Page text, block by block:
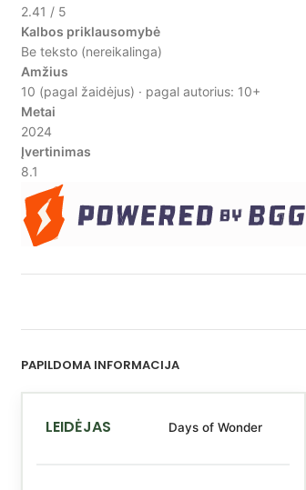
2.41 / 5
Kalbos priklausomybė
Be teksto (nereikalinga)
Amžius
10 (pagal žaidėjus) · pagal autorius: 10+
Metai
2024
Įvertinimas
8.1
PAPILDOMA INFORMACIJA
LEIDĖJAS Days of Wonder